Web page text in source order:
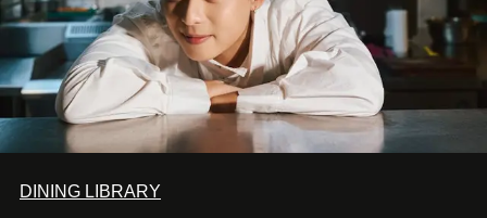
DINING LIBRARY